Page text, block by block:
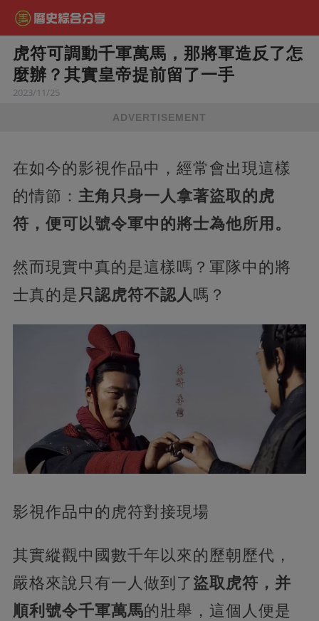
虎符可調動千軍萬馬，那將軍造反了怎
麼辦？其實皇帝提前留了一手
2023/11/25
ADVERTISEMENT
在如今的影視作品中，經常會出現這樣
的情節： 主角只身一人拿著盜取的虎
符，便可以號令軍中的將士為他所用。
然而現實中真的是這樣嗎？軍隊中的將
士真的是 只認虎符不認人嗎？
影視作品中的虎符對接現場
其實縱觀中國數千年以來的歷朝歷代，
嚴格來說只有一人做到了 盜取虎符，并
順利號令千軍萬馬的壯舉，這個人便是